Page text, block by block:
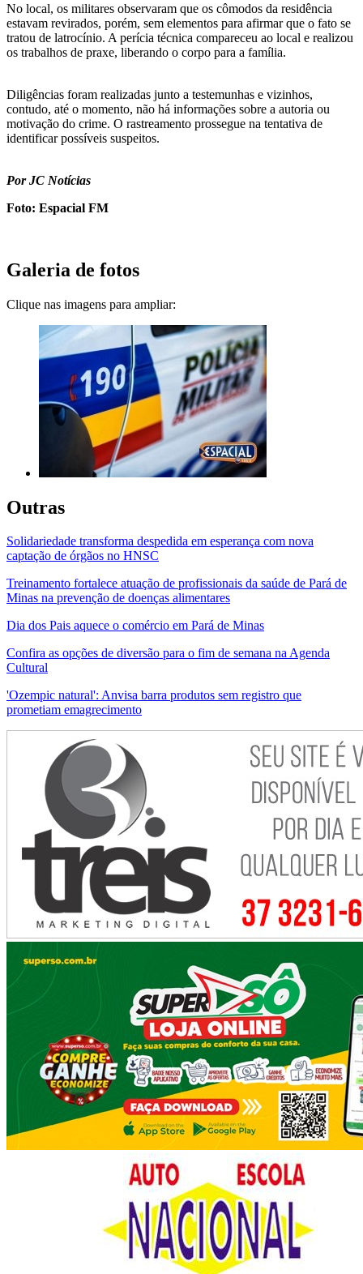
No local, os militares observaram que os cômodos da residência
estavam revirados, porém, sem elementos para afirmar que o fato se
tratou de latrocínio. A perícia técnica compareceu ao local e realizou
os trabalhos de praxe, liberando o corpo para a família.
Diligências foram realizadas junto a testemunhas e vizinhos,
contudo, até o momento, não há informações sobre a autoria ou
motivação do crime. O rastreamento prossegue na tentativa de
identificar possíveis suspeitos.
Por JC Notícias
Foto: Espacial FM
Galeria de fotos
Clique nas imagens para ampliar:
Outras
Solidariedade transforma despedida em esperança com nova
captação de órgãos no HNSC
Treinamento fortalece atuação de profissionais da saúde de Pará de
Minas na prevenção de doenças alimentares
Dia dos Pais aquece o comércio em Pará de Minas
Confira as opções de diversão para o fim de semana na Agenda
Cultural
'Ozempic natural': Anvisa barra produtos sem registro que
prometiam emagrecimento